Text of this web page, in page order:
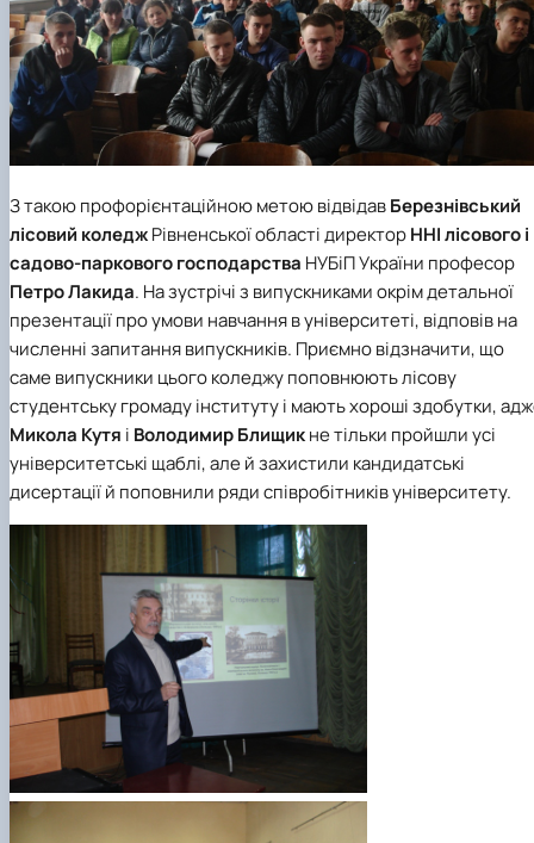
З такою профорієнтаційною метою відвідавБерезнівський
лісовий коледжРівненської області директорННІ лісового і
садово-паркового господарства НУБіП України професор
Петро Лакида. На зустрічі з випускниками окрім детальної
презентації про умови навчання в університеті, відповів на
численні запитання випускників. Приємно відзначити, що
саме випускники цього коледжу поповнюють лісову
студентську громаду інституту і мають хороші здобутки,
Микола Кутя і Володимир Блищикне тільки пройшли усі
університетські щаблі, але й захистили кандидатські
дисертації й поповнили ряди співробітників університету.